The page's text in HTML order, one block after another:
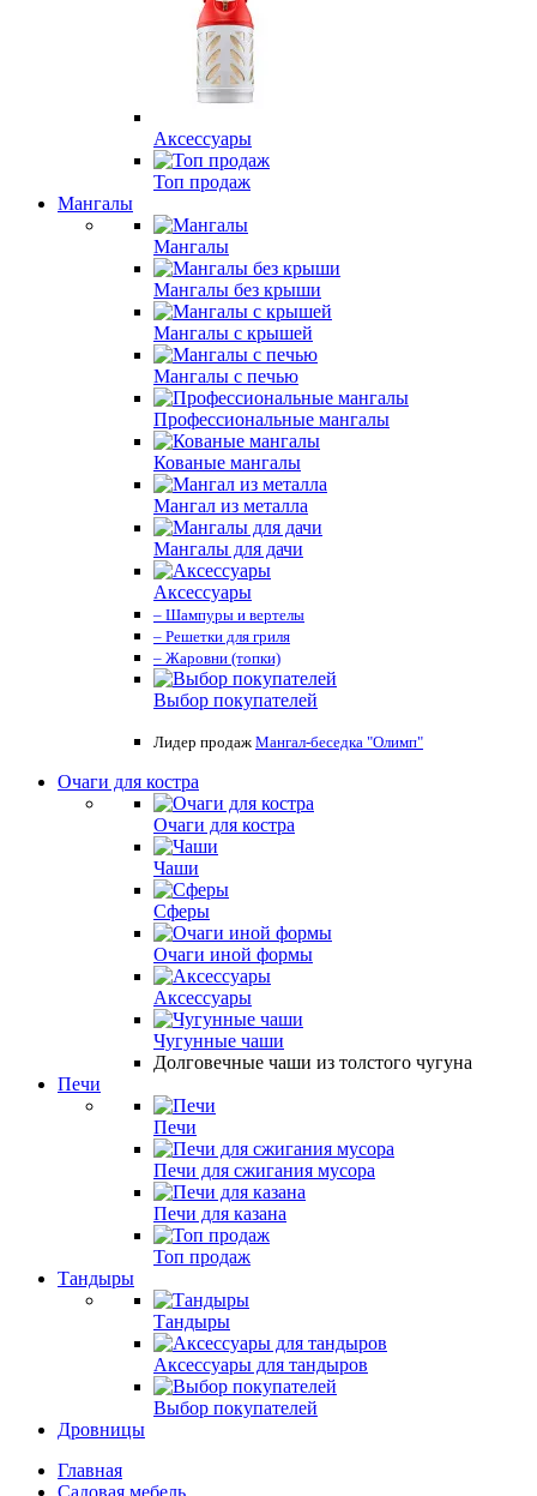
Аксессуары
Топ продаж
Мангалы
Мангалы
Мангалы без крыши
Мангалы с крышей
Мангалы с печью
Профессиональные мангалы
Кованые мангалы
Мангал из металла
Мангалы для дачи
Аксессуары
– Шампуры и вертелы
– Решетки для гриля
– Жаровни (топки)
Выбор покупателей
Лидер продаж Мангал-беседка "Олимп"
Очаги для костра
Очаги для костра
Чаши
Сферы
Очаги иной формы
Аксессуары
Чугунные чаши
Долговечные чаши из толстого чугуна
Печи
Печи
Печи для сжигания мусора
Печи для казана
Топ продаж
Тандыры
Тандыры
Аксессуары для тандыров
Выбор покупателей
Дровницы
Главная
Садовая мебель